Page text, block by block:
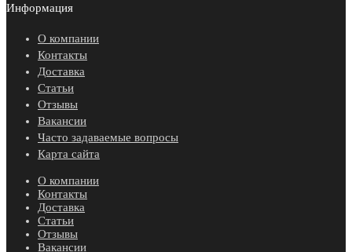
Информация
О компании
Контакты
Доставка
Статьи
Отзывы
Вакансии
Часто задаваемые вопросы
Карта сайта
О компании
Контакты
Доставка
Статьи
Отзывы
Вакансии